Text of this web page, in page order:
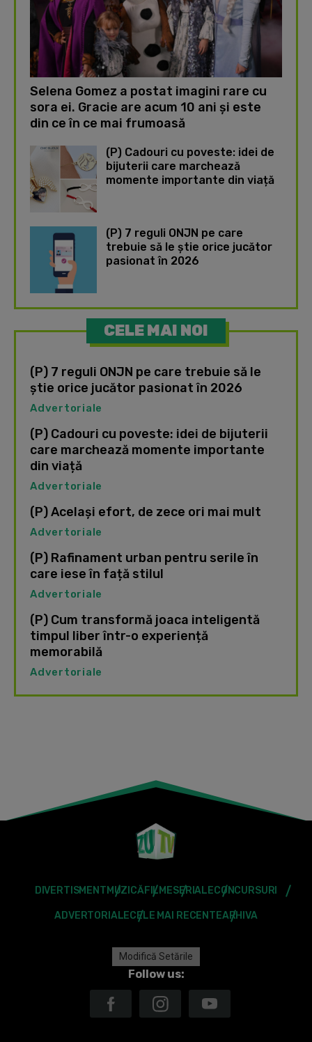
Selena Gomez a postat imagini rare cu
sora ei. Gracie are acum 10 ani și este
din ce în ce mai frumoasă
(P) Cadouri cu poveste: idei de
bijuterii care marchează
momente importante din viață
(P) 7 reguli ONJN pe care
trebuie să le știe orice jucător
pasionat în 2026
CELE MAI NOI
(P) 7 reguli ONJN pe care trebuie să le
știe orice jucător pasionat în 2026
Advertoriale
(P) Cadouri cu poveste: idei de bijuterii
care marchează momente importante
din viață
Advertoriale
(P) Același efort, de zece ori mai mult
Advertoriale
(P) Rafinament urban pentru serile în
care iese în față stilul
Advertoriale
(P) Cum transformă joaca inteligentă
timpul liber într-o experiență
memorabilă
Advertoriale
DIVERTISMENT MUZICĂFILMESERIALECONCURSURI
ADVERTORIALECELE MAI RECENTEARHIVA
Modifică Setările
Follow us: